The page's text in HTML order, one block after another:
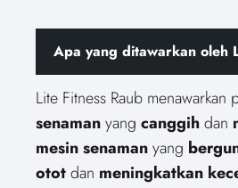
Apa yang ditawarkan oleh
Lite Fitness Raub menawarkan
senamanyang canggihdan
mesin senamanyang
ototdan meningkatkan